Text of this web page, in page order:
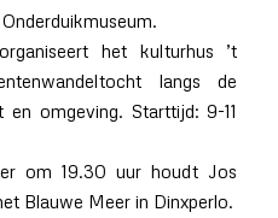
het kulturhus ’t
langs de
omgeving. Starttijd: 9-11
om 19.30 uur houdt Jos
Blauwe Meer in Dinxperlo.